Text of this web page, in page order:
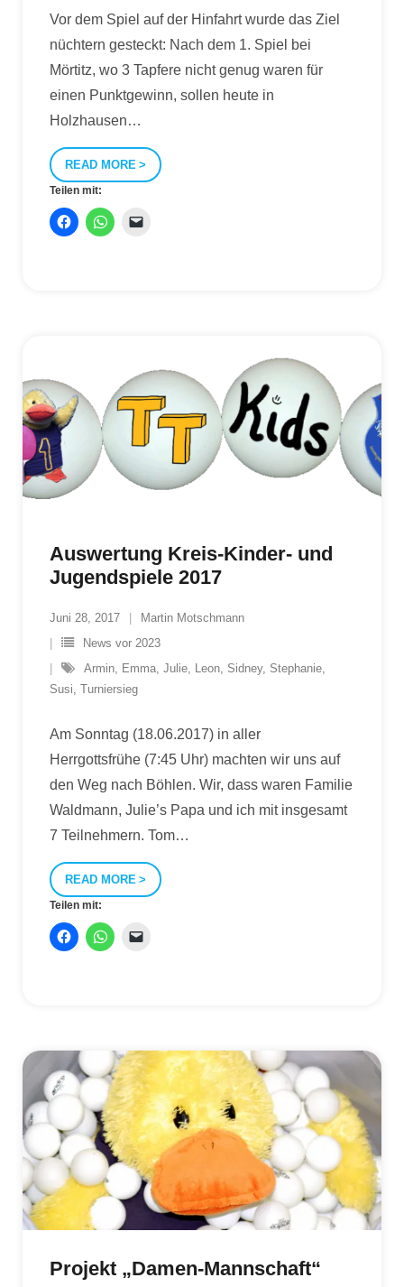
Vor dem Spiel auf der Hinfahrt wurde das Ziel
nüchtern gesteckt: Nach dem 1. Spiel bei
Mörtitz, wo 3 Tapfere nicht genug waren für
einen Punktgewinn, sollen heute in
Holzhausen…
READ MORE
Teilen mit:
Auswertung Kreis-Kinder- und
Jugendspiele 2017
Juni 28, 2017
Martin Motschmann
News vor 2023
Armin, Emma, Julie, Leon, Sidney, Stephanie,
Susi, Turniersieg
Am Sonntag (18.06.2017) in aller
Herrgottsfrühe (7:45 Uhr) machten wir uns auf
den Weg nach Böhlen. Wir, dass waren Familie
Waldmann, Julie’s Papa und ich mit insgesamt
7 Teilnehmern. Tom…
READ MORE
Teilen mit:
Projekt „Damen-Mannschaft“